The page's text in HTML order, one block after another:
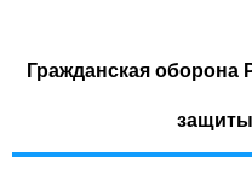
Безопасная среда
Гражданская